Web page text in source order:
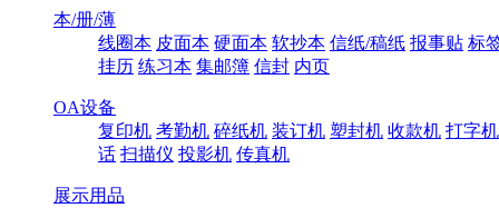
本/册/薄
线圈本 皮面本 硬面本 软抄本 信纸/稿纸 报事贴 标
挂历 练习本 集邮簿 信封 内页
OA设备
复印机 考勤机 碎纸机 装订机 塑封机 收款机 打字机
话 扫描仪 投影机 传真机
展示用品